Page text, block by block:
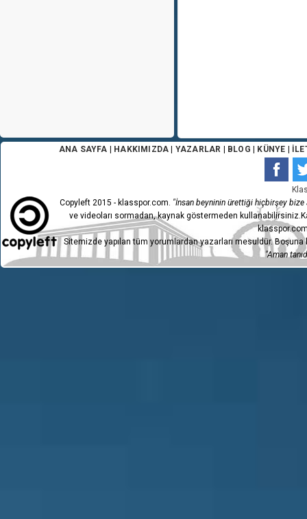
ANA SAYFA HAKKIMIZDA YAZARLAR BLOG KÜNYE
Copyleft 2015 - klasspor.com. "İnsan beyninin ürettiği hiçbirşey bize
ve videoları sormadan, kaynak göstermeden
Sitemizde yapılan tüm yorumlardan yazarları mesuldür.
"Aman